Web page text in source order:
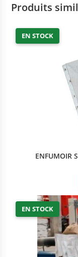
Produits
EN STOCK
ENFUMOIR
EN STOCK